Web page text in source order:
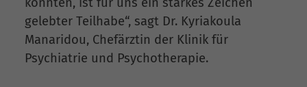
gelebter Teilhabe“, sagt Dr. Kyriakoula
Manaridou, Chefärztin der Klinik für
Psychiatrie und Psychotherapie.